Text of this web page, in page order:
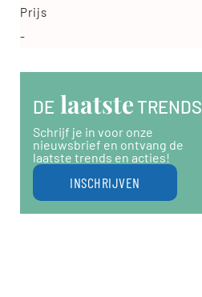
Prijs
-
DE laatste TRENDS
Schrijf je in voor onze
nieuwsbrief en ontvang de
laatste trends en acties!
INSCHRIJVEN